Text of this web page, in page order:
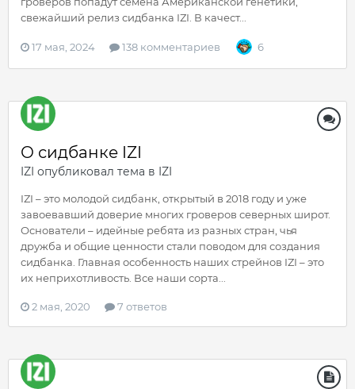
свежайший релиз сидбанка IZI. В качест...
17 мая, 2024 138 комментариев 6
О сидбанке IZI
IZI опубликовал тема в IZI
IZI – это молодой сидбанк, открытый в 2018 году и уже
завоевавший доверие многих гроверов северных широт.
Основатели – идейные ребята из разных стран, чья
дружба и общие ценности стали поводом для создания
сидбанка. Главная особенность наших стрейнов IZI – это
их неприхотливость. Все наши сорта...
2 мая, 2020 7 ответов